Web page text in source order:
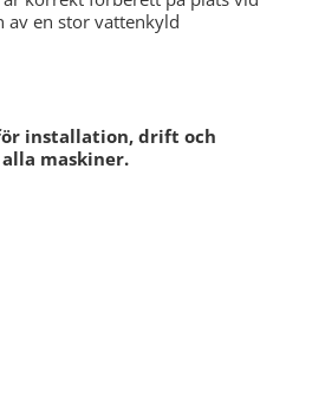
av en stor vattenkyld
installation, drift och
maskiner.